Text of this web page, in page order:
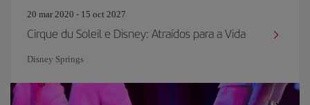
20 mar 2020 - 15 oct 2027
Cirque du Soleil e Disney: Atraídos para a Vida
Disney Springs